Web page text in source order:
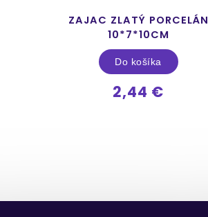
ZAJAC ZLATÝ PORCELÁN
10*7*10CM
2,44 €
Do košíka